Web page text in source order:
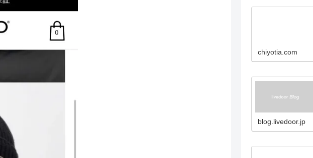
chiyotia.com
blog.livedoor.jp